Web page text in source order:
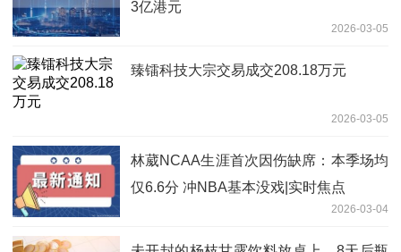
3亿港元
2026-03-05
臻镭科技大宗交易成交208.18万元
2026-03-05
林葳NCAA生涯首次因伤缺席：本季场均
仅6.6分 冲NBA基本没戏|实时焦点
2026-03-04